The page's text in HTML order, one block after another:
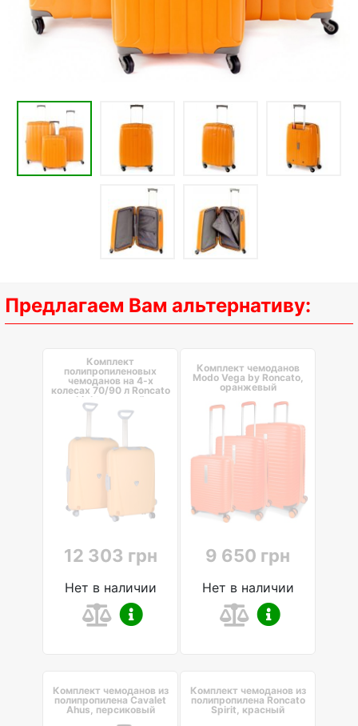
Предлагаем Вам альтернативу:
Комплект
полипропиленовых
чемоданов на 4-х
колесах 70/90 л Roncato
Light, желтый
12 303 грн
Нет в наличии
Комплект чемоданов
Modo Vega by Roncato,
оранжевый
9 650 грн
Нет в наличии
Комплект чемоданов из
полипропилена Cavalet
Ahus, персиковый
Комплект чемоданов из
полипропилена Roncato
Spirit, красный